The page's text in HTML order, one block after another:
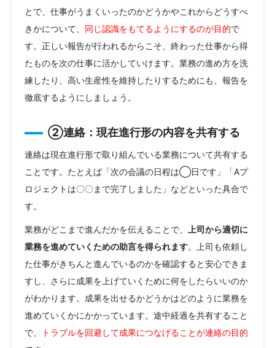
とで、仕事がうまくいったのかどうかやこれからどうすべ
きかについて、 同じ認識をもてるようにするのが目的で
す。正しい報告が行われるからこそ、終わった仕事から得
たものを次の仕事に活かしていけます。業務の進め方を洗
練したり、高い生産性を維持したりするためにも、報告を
徹底するようにしましょう。
②連絡：現在進行形の内容を共有する
連絡は現在進行形で取り組んでいる業務について共有する
ことです。たとえば「次の会議の日程は◯日です」「Aプ
ロジェクトは〇〇まで完了しました」などといった具合で
す。
業務がどこまで進んだかを伝えることで、
上司から適切に
業務を進めていくための助言を得られます。上司も依頼し
た仕事がきちんと進んでいるのかを確認すると安心できま
すし、さらに成果を上げていくために何をしたらいいのか
がわかります。成果を出せるかどうかはどのように業務を
進めていくかにかかっています。途中経過を共有すること
で、
トラブルを回避して成果につなげることが連絡の目的